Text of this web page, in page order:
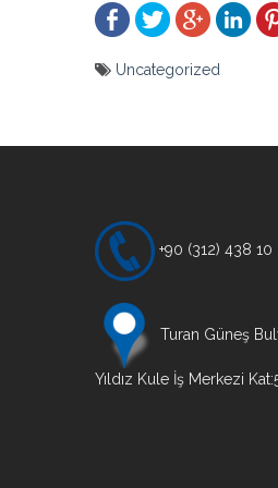
Uncategorized
+90 (312) 438 10
Turan Güneş
Yıldız Kule İş Merkezi